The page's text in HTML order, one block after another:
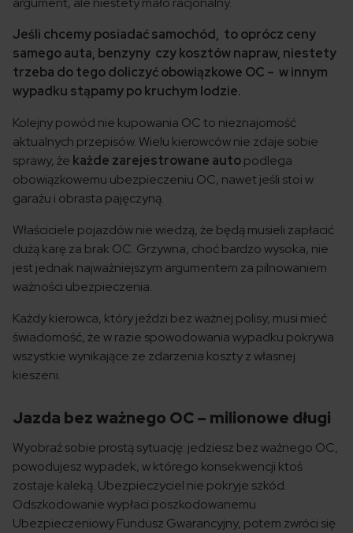
Jeśli chcemy posiadać samochód, to oprócz ceny
samego auta, benzyny czy kosztów napraw, niestety
trzeba do tego doliczyć obowiązkowe OC – w innym
wypadku stąpamy po kruchym lodzie.
Kolejny powód nie kupowania OC to nieznajomość
aktualnych przepisów. Wielu kierowców nie zdaje sobie
sprawy, że każde zarejestrowane autopodlega
obowiązkowemu ubezpieczeniu OC, nawet jeśli stoi w
garażu i obrasta pajęczyną.
Właściciele pojazdów nie wiedzą, że będą musieli zapłacić
dużą karę za brak OC. Grzywna, choć bardzo wysoka, nie
jest jednak najważniejszym argumentem za pilnowaniem
ważności ubezpieczenia.
Każdy kierowca, który jeździ bez ważnej polisy, musi mieć
świadomość, że w razie spowodowania wypadku pokrywa
wszystkie wynikające ze zdarzenia koszty z własnej
kieszeni.
Jazda bez ważnego OC – milionowe długi
Wyobraź sobie prostą sytuację: jedziesz bez ważnego OC,
powodujesz wypadek, w którego konsekwencji ktoś
zostaje kaleką. Ubezpieczyciel nie pokryje szkód.
Odszkodowanie wypłaci poszkodowanemu
Ubezpieczeniowy Fundusz Gwarancyjny, potem zwróci się